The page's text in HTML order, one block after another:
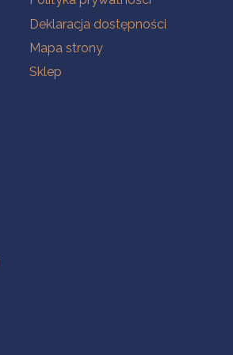
Deklaracja dostępności
Mapa strony
Sklep